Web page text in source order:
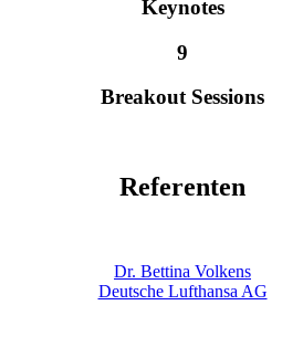
Keynotes
9
Breakout Sessions
Referenten
Dr. Bettina Volkens
Deutsche Lufthansa AG